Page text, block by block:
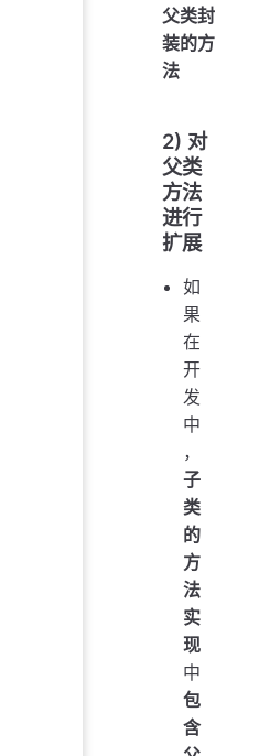
父类封
装的方
法
2) 对
父类
方法
进行
扩展
如
果
在
开
发
中
，
子
类
的
方
法
实
现
中
包
含